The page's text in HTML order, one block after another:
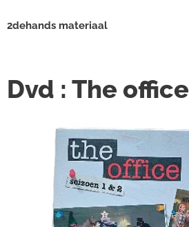
2dehands materiaal
Dvd : The office